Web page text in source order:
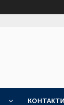
КОНТАКТИ